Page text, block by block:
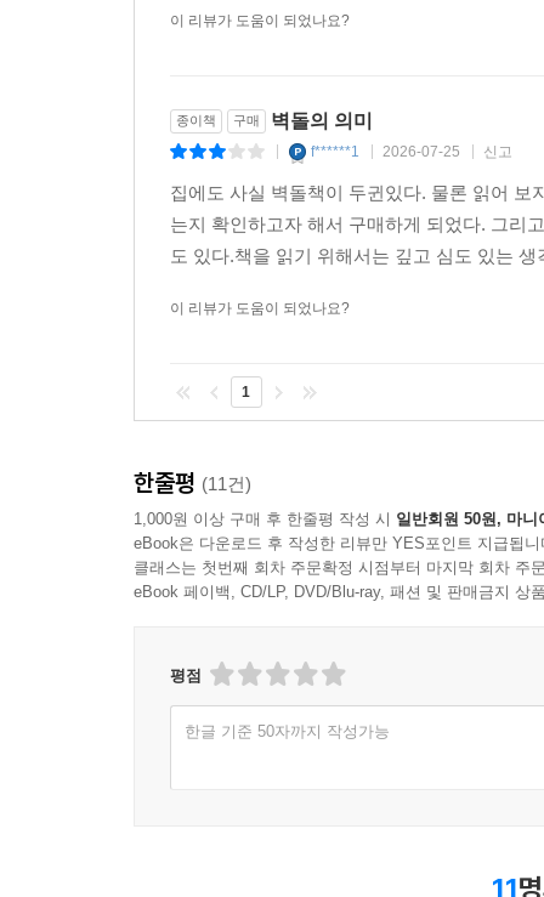
이 리뷰가 도움이 되었나요?
종이책 구매 벽돌의 의미
f******1 2026-07-25 신고
집에도 사실 벽돌책이 두귄있다. 물론 읽어
는지 확인하고자 해서 구매하게 되었다. 그리
도 있다.책을 읽기 위해서는 깊고 심도 있는
이 리뷰가 도움이 되었나요?
1
한줄평 (11건)
1,000원 이상 구매 후 한줄평 작성 시 일반회원 50원, 마니
eBook은 다운로드 후 작성한 리뷰만 YES포인트 지급됩니
클래스는 첫번째 회차 주문확정 시점부터 마지막 회차 주
eBook 페이백, CD/LP, DVD/Blu-ray, 패션 및 판매금지 상
평점
한글 기준 50자까지 작성가능
11